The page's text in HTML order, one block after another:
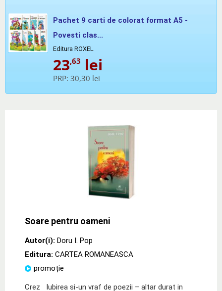
Pachet 9 carti de colorat format A5 -
Povesti clas...
Editura ROXEL
23,63 lei
PRP: 30,30 lei
Soare pentru oameni
Autor(i): Doru I. Pop
Editura: CARTEA ROMANEASCA
promoție
Crez Iubirea si-un vraf de poezii – altar durat in